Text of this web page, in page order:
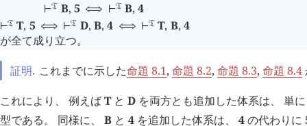
⊢󱁑 B, 5 ⟺ ⊢󱁑 B, 4
⊢󱁑 T, 5 ⟺ ⊢󱁑 D, B, 4 ⟺ ⊢󱁑 T, B, 4
が全て成り立つ。
証明. これまでに示した命題 8.1, 命題 8.2, 命題 8.3, 命題 8.4
これにより、 例えばTと D を両方とも追加した体系は、 単
型である。 同様に、 B と 4 を追加した体系は、 4の代わりに